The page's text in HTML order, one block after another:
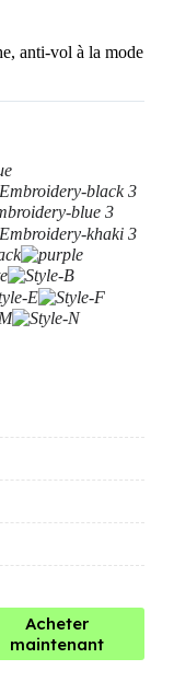
anti-vol à la mode
Acheter
maintenant